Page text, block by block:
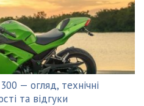
— огляд, технічні
та відгуки